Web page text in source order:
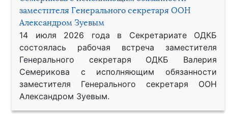
заместителя Генерального секретаря ООН
Александром Зуевым
14 июля 2026 года в Секретариате ОДКБ
состоялась рабочая встреча заместителя
Генерального секретаря ОДКБ Валерия
Семерикова с исполняющим обязанности
заместителя Генерального секретаря ООН
Александром Зуевым.